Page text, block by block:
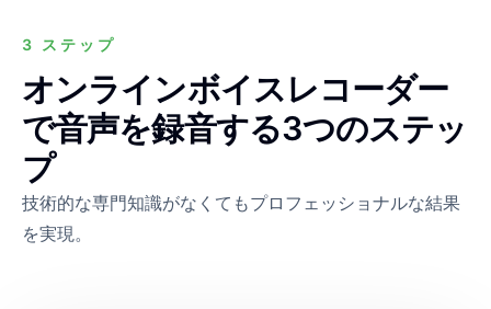
3 ステップ
オンラインボイスレコーダー
で音声を録音する3つのステッ
プ
技術的な専門知識がなくてもプロフェッショナルな結果
を実現。